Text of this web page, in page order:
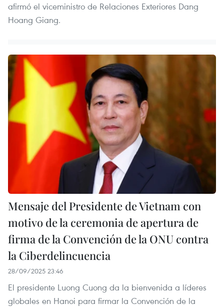
afirmó el viceministro de Relaciones Exteriores Dang
Hoang Giang.
Mensaje del Presidente de Vietnam con
motivo de la ceremonia de apertura de
firma de la Convención de la ONU contra
la Ciberdelincuencia
28/09/2025 23:46
El presidente Luong Cuong da la bienvenida a líderes
globales en Hanoi para firmar la Convención de la